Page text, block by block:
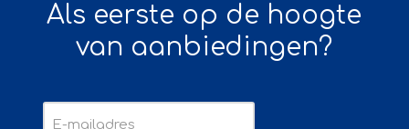
Als eerste op de hoogte
van aanbiedingen?